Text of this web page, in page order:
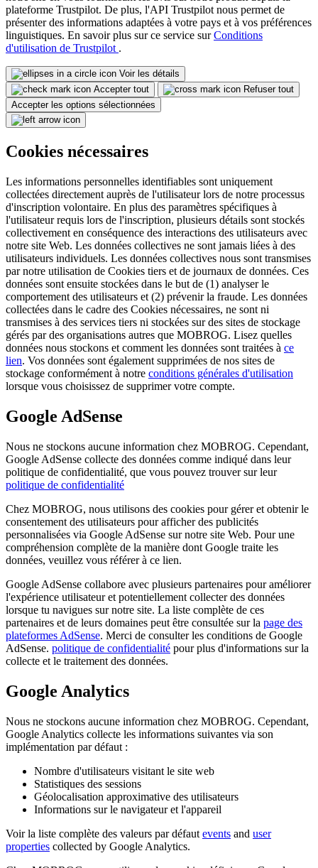
plateforme Trustpilot. De plus, l'API Trustpilot nous permet de
présenter des informations adaptées à votre pays et à vos préférences
linguistiques. En savoir plus sur ce service surConditions
d'utilisation de Trustpilot .
Voir les détails
Accepter tout
Refuser tout
Accepter les options sélectionnées
Cookies nécessaires
Les informations personnelles identifiables sont uniquement
collectées directement auprès de l'utilisateur lors de notre processus
d'inscription volontaire. En plus des paramètres spécifiques à
l'utilisateur requis lors de l'inscription, plusieurs détails sont stockés
collectivement en conséquence des interactions des utilisateurs avec
notre site Web. Les données collectives ne sont jamais liées à des
utilisateurs individuels. Les données collectives nous sont transmises
par notre utilisation de Cookies tiers et de journaux de données. Ces
données sont ensuite stockées dans le but de (1) analyser le
comportement des utilisateurs et (2) prévenir la fraude. Les données
collectées dans le cadre des Cookies nécessaires, ne sont ni
transmises à des services tiers ni stockées sur des sites de stockage
gérés par des organisations autres que MOBROG. Lisez quelles
données nous stockons et comment les données sont traitées à ce
lien. Vos données sont également supprimées de nos sites de
stockage conformément à notre conditions générales d'utilisation
lorsque vous choisissez de supprimer votre compte.
Google AdSense
Nous ne stockons aucune information chez MOBROG. Cependant,
Google AdSense collecte des données comme indiqué dans leur
politique de confidentialité, que vous pouvez trouver sur leur
politique de confidentialité
Chez MOBROG, nous utilisons des cookies pour gérer et obtenir le
consentement des utilisateurs pour afficher des publicités
personnalisées via Google AdSense sur notre site Web. Pour une
compréhension complète de la manière dont Google traite les
données, veuillez vous référer à ce lien.
Google AdSense collabore avec plusieurs partenaires pour améliorer
l'expérience utilisateur et potentiellement collecter des données
lorsque tu navigues sur notre site. La liste complète de ces
partenaires et de leurs domaines peut être consultée sur la page des
plateformes AdSense. Merci de consulter les conditions de Google
AdSense. politique de confidentialité pour plus d'informations sur la
collecte et le traitement des données.
Google Analytics
Nous ne stockons aucune information chez MOBROG. Cependant,
Google Analytics collecte les informations suivantes via son
implémentation par défaut :
Nombre d'utilisateurs visitant le site web
Statistiques des sessions
Géolocalisation approximative des utilisateurs
Informations sur le navigateur et l'appareil
Voir la liste complète des valeurs par défaut events and user
properties collected by Google Analytics.